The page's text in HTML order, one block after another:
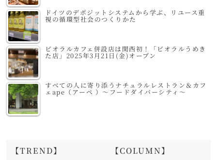
ドイツのデポジットシステムから学ぶ、リユース重
視の循環型社会のつくりかた
ビオラルカフェ併設店は関西初！「ビオラルうめき
た店」2025年3月21日(金)オープン
すべての人に寄り添うナチュラルレストラン＆カフ
ェape（アーペ ）～フードダイバーシティ～
【TREND】 【COLUMN】